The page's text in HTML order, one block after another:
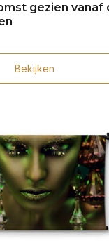
gezien vanaf
Bekijken